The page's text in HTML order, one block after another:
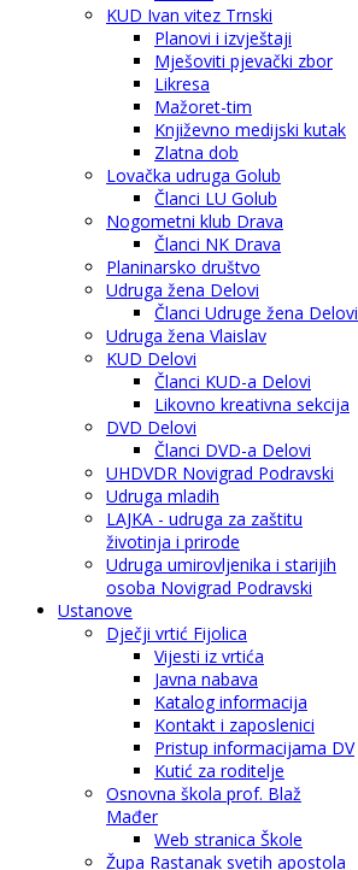
KUD Ivan vitez Trnski
Planovi i izvještaji
Mješoviti pjevački zbor
Likresa
Mažoret-tim
Književno medijski kutak
Zlatna dob
Lovačka udruga Golub
Članci LU Golub
Nogometni klub Drava
Članci NK Drava
Planinarsko društvo
Udruga žena Delovi
Članci Udruge žena Delovi
Udruga žena Vlaislav
KUD Delovi
Članci KUD-a Delovi
Likovno kreativna sekcija
DVD Delovi
Članci DVD-a Delovi
UHDVDR Novigrad Podravski
Udruga mladih
LAJKA - udruga za zaštitu
životinja i prirode
Udruga umirovljenika i starijih
osoba Novigrad Podravski
Ustanove
Dječji vrtić Fijolica
Vijesti iz vrtića
Javna nabava
Katalog informacija
Kontakt i zaposlenici
Pristup informacijama DV
Kutić za roditelje
Osnovna škola prof. Blaž
Mađer
Web stranica Škole
Župa Rastanak svetih apostola